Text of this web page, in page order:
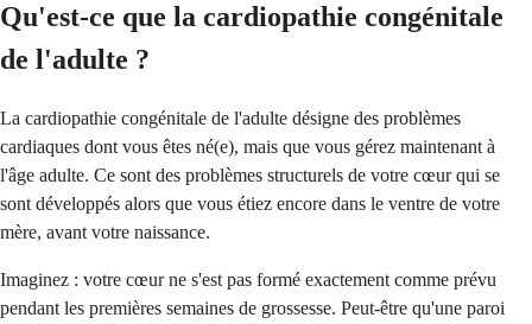
Qu'est-ce que la cardiopathie congénitale
de l'adulte ?
La cardiopathie congénitale de l'adulte désigne des problèmes
cardiaques dont vous êtes né(e), mais que vous gérez maintenant à
l'âge adulte. Ce sont des problèmes structurels de votre cœur qui se
sont développés alors que vous étiez encore dans le ventre de votre
mère, avant votre naissance.
Imaginez : votre cœur ne s'est pas formé exactement comme prévu
pendant les premières semaines de grossesse. Peut-être qu'une paroi